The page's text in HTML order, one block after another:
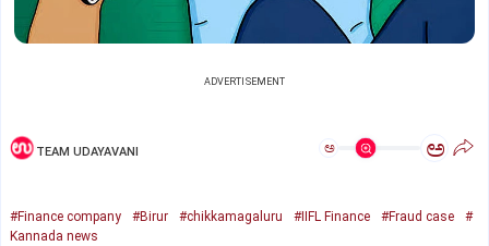
ADVERTISEMENT
TEAM UDAYAVANI ಅ ಅ
#Finance company #Birur #chikkamagaluru #IIFL Finance #Fraud case
#
Kannada news